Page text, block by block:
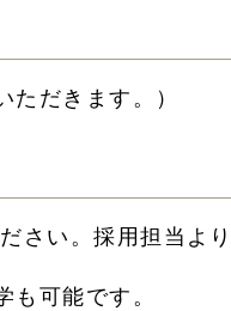
ただきます。）
さい。採用担当よ
も可能です。